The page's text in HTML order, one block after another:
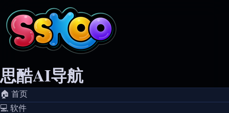
思酷AI导航
🏠️ 首页
💻️ 软件